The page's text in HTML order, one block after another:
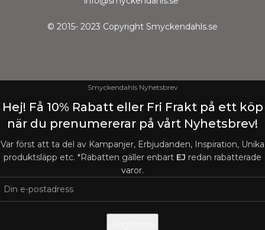
© 2015- 2023 Copyright Smyckendahls.se
Smyckendahls Nyhetsbrev
Hej! Få 10% Rabatt eller Fri Frakt på ett köp
när du prenumererar på vårt Nyhetsbrev!
Var först att ta del av Kampanjer, Erbjudanden, Inspiration, Unika
produktsläpp etc. *Rabatten gäller enbart EJ redan rabatterade
varor.